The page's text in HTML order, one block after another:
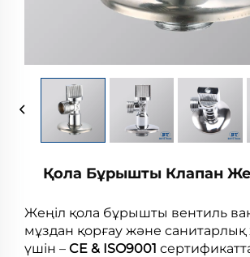
Қола Бұрышты Клапан
Жеңіл қола бұрышты вентиль
мұздан қорғау және
үшін – CE & ISO9001